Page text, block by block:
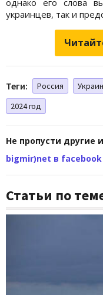
украинцев, так и
Теги: Россия
2024 год
Не пропусти другие
bigmir)net в facebook
Статьи по